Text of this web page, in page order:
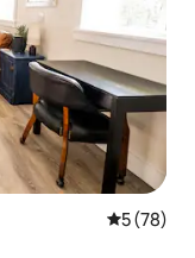
5 de uma
5 (78)